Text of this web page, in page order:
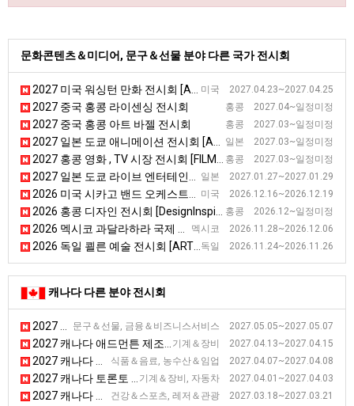
문화콘텐츠＆미디어, 문구＆선물 분야 다른 국가 전시회
미국 2027.04.23~2027.04.25
2027 미국 워싱턴 만화 전시회 [Awesome Con]
홍콩 2027.04~일정미정
2027 중국 홍콩 라이센싱 전시회
홍콩 2027.03~일정미정
2027 중국 홍콩 아트 바젤 전시회
일본 2027.03~일정미정
2027 일본 도쿄 애니메이션 전시회 [ANIME JAPAN]
홍콩 2027.03~일정미정
2027 홍콩 영화 , TV 시장 전시회 [FILMART]
일본 2027.01.27~2027.01.29
2027 일본 도쿄 라이브 엔터테인먼트 전시회 [LIVeNT]
미국 2026.12.16~2026.12.19
2026 미국 시카고 밴드 오케스트라 전시회
홍콩 2026.12~일정미정
2026 홍콩 디자인 전시회 [DesignInspire]
멕시코 2026.11.28~2026.12.06
2026 멕시코 과달라하라 국제 도서 전시회 [FIL Guadalajara]
독일 2026.11.24~2026.11.26
2026 독일 쾰른 예술 전시회 [ART COLOGNE]
캐나다 다른 분야 전시회
문구＆선물, 금융＆비즈니스서비스 2027.05.05~2027.05.07
2027 캐나다 토론토 그래픽 전시회
기계＆장비 2027.04.13~2027.04.15
2027 캐나다 애드먼튼 제조기술 전시회
식품＆음료, 농수산＆임업 2027.04.07~2027.04.08
2027 캐나다 토론토 유제품 전시회 [CDX]
기계＆장비, 자동차 2027.04.01~2027.04.03
2027 캐나다 토론토 폐기물 및 재활용 전시회
건강＆스포츠, 레저＆관광 2027.03.18~2027.03.21
2027 캐나다 토론토 스포츠맨 전시회